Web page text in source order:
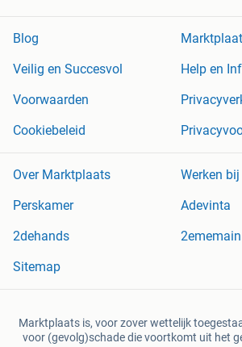
Blog
Veilig en Succesvol
Help en
Voorwaarden
Cookiebeleid
Over Marktplaats
Werken bij
Perskamer
Adevinta
2dehands
2ememain
Sitemap
Marktplaats is, voor zover wettelijk
voor (gevolg)schade die voortkomt uit het